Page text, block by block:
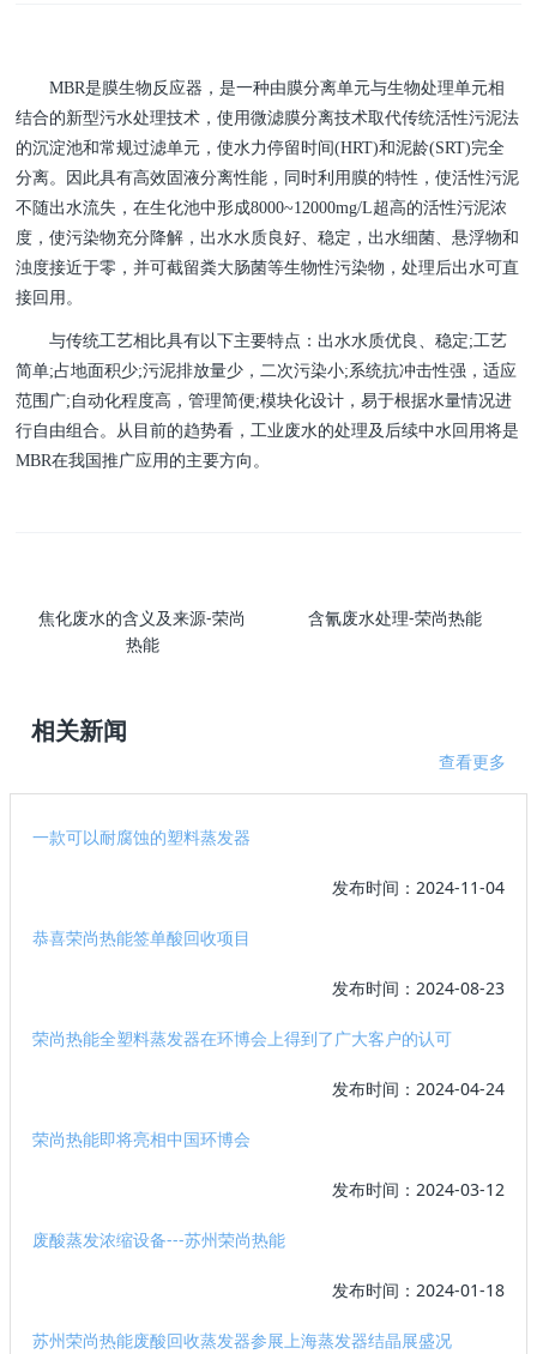
MBR是膜生物反应器，是一种由膜分离单元与生物处理单元相
结合的新型污水处理技术，使用微滤膜分离技术取代传统活性污泥法
的沉淀池和常规过滤单元，使水力停留时间(HRT)和泥龄(SRT)完全
分离。因此具有高效固液分离性能，同时利用膜的特性，使活性污泥
不随出水流失，在生化池中形成8000~12000mg/L超高的活性污泥浓
度，使污染物充分降解，出水水质良好、稳定，出水细菌、悬浮物和
浊度接近于零，并可截留粪大肠菌等生物性污染物，处理后出水可直
接回用。
与传统工艺相比具有以下主要特点：出水水质优良、稳定;工艺
简单;占地面积少;污泥排放量少，二次污染小;系统抗冲击性强，适应
范围广;自动化程度高，管理简便;模块化设计，易于根据水量情况进
行自由组合。从目前的趋势看，工业废水的处理及后续中水回用将是
MBR在我国推广应用的主要方向。
焦化废水的含义及来源-荣尚
热能
含氰废水处理-荣尚热能
相关新闻
查看更多
一款可以耐腐蚀的塑料蒸发器
发布时间：2024-11-04
恭喜荣尚热能签单酸回收项目
发布时间：2024-08-23
荣尚热能全塑料蒸发器在环博会上得到了广大客户的认可
发布时间：2024-04-24
荣尚热能即将亮相中国环博会
发布时间：2024-03-12
废酸蒸发浓缩设备---苏州荣尚热能
发布时间：2024-01-18
苏州荣尚热能废酸回收蒸发器参展上海蒸发器结晶展盛况